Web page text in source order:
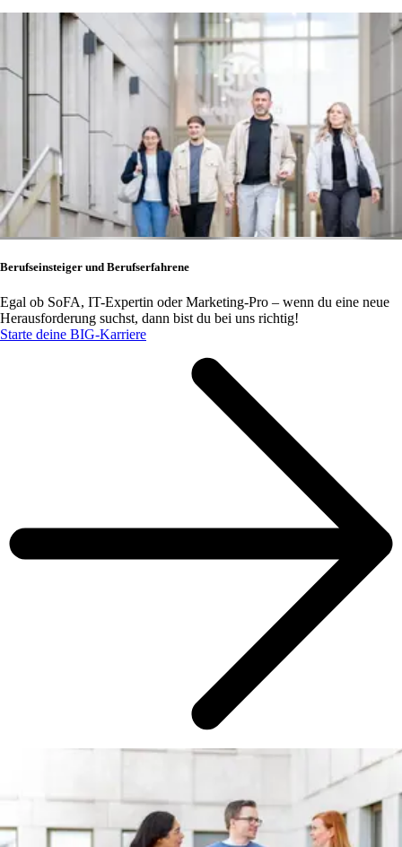
Berufseinsteiger und Berufserfahrene
Egal ob SoFA, IT-Expertin oder Marketing-Pro – wenn du eine neue
Herausforderung suchst, dann bist du bei uns richtig!
Starte deine BIG-Karriere